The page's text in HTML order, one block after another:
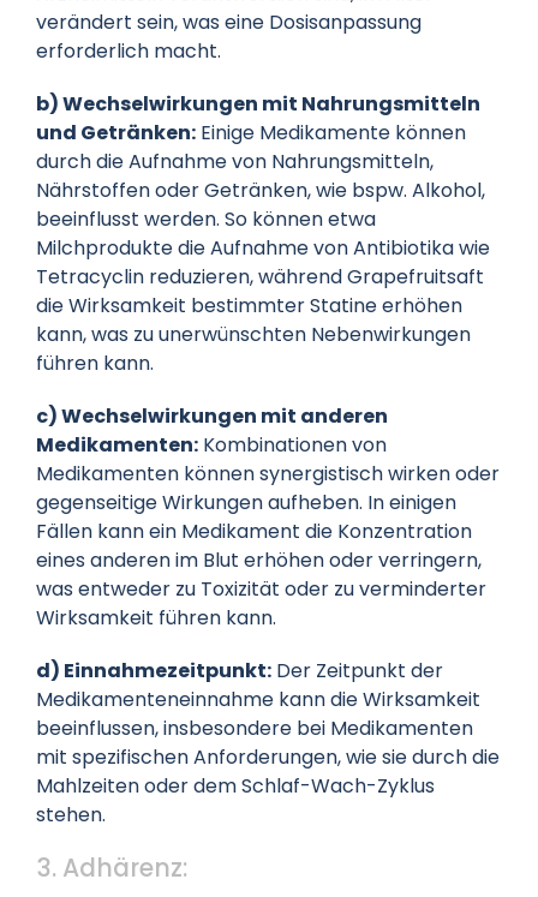
verändert sein, was eine Dosisanpassung
erforderlich macht.
b) Wechselwirkungen mit Nahrungsmitteln
und Getränken:Einige Medikamente können
durch die Aufnahme von Nahrungsmitteln,
Nährstoffen oder Getränken, wie bspw. Alkohol,
beeinflusst werden. So können etwa
Milchprodukte die Aufnahme von Antibiotika wie
Tetracyclin reduzieren, während Grapefruitsaft
die Wirksamkeit bestimmter Statine erhöhen
kann, was zu unerwünschten Nebenwirkungen
führen kann.
c) Wechselwirkungen mit anderen
Medikamenten:Kombinationen von
Medikamenten können synergistisch wirken oder
gegenseitige Wirkungen aufheben. In einigen
Fällen kann ein Medikament die Konzentration
eines anderen im Blut erhöhen oder verringern,
was entweder zu Toxizität oder zu verminderter
Wirksamkeit führen kann.
d) Einnahmezeitpunkt:Der Zeitpunkt der
Medikamenteneinnahme kann die Wirksamkeit
beeinflussen, insbesondere bei Medikamenten
mit spezifischen Anforderungen, wie sie durch die
Mahlzeiten oder dem Schlaf-Wach-Zyklus
stehen.
3. Adhärenz: